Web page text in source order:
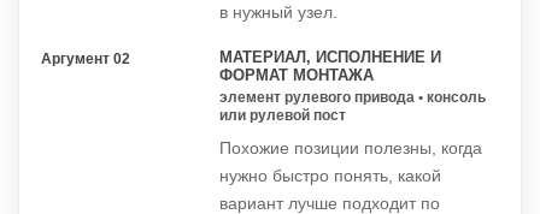
в нужный узел.
Аргумент 02
МАТЕРИАЛ, ИСПОЛНЕНИЕ И
ФОРМАТ МОНТАЖА
элемент рулевого привода • консоль
или рулевой пост
Похожие позиции полезны, когда
нужно быстро понять, какой
вариант лучше подходит по